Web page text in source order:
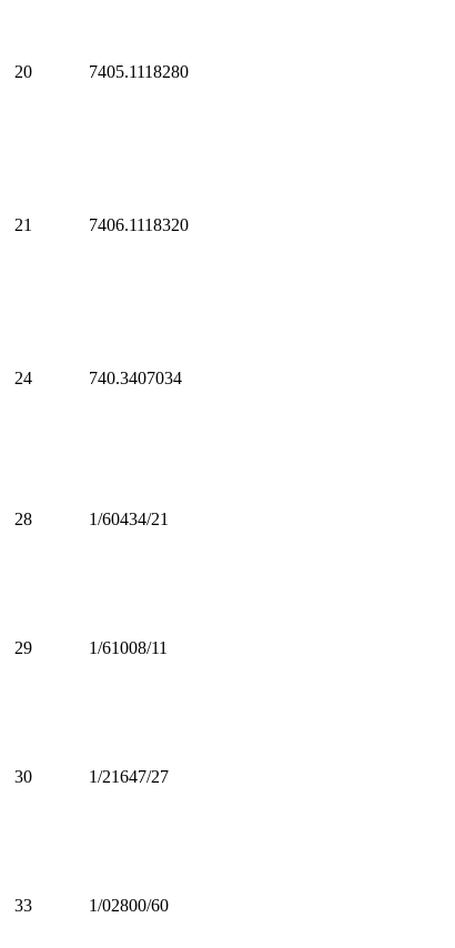
20 7405.1118280
21 7406.1118320
24 740.3407034
28 1/60434/21
29 1/61008/11
30 1/21647/27
33 1/02800/60